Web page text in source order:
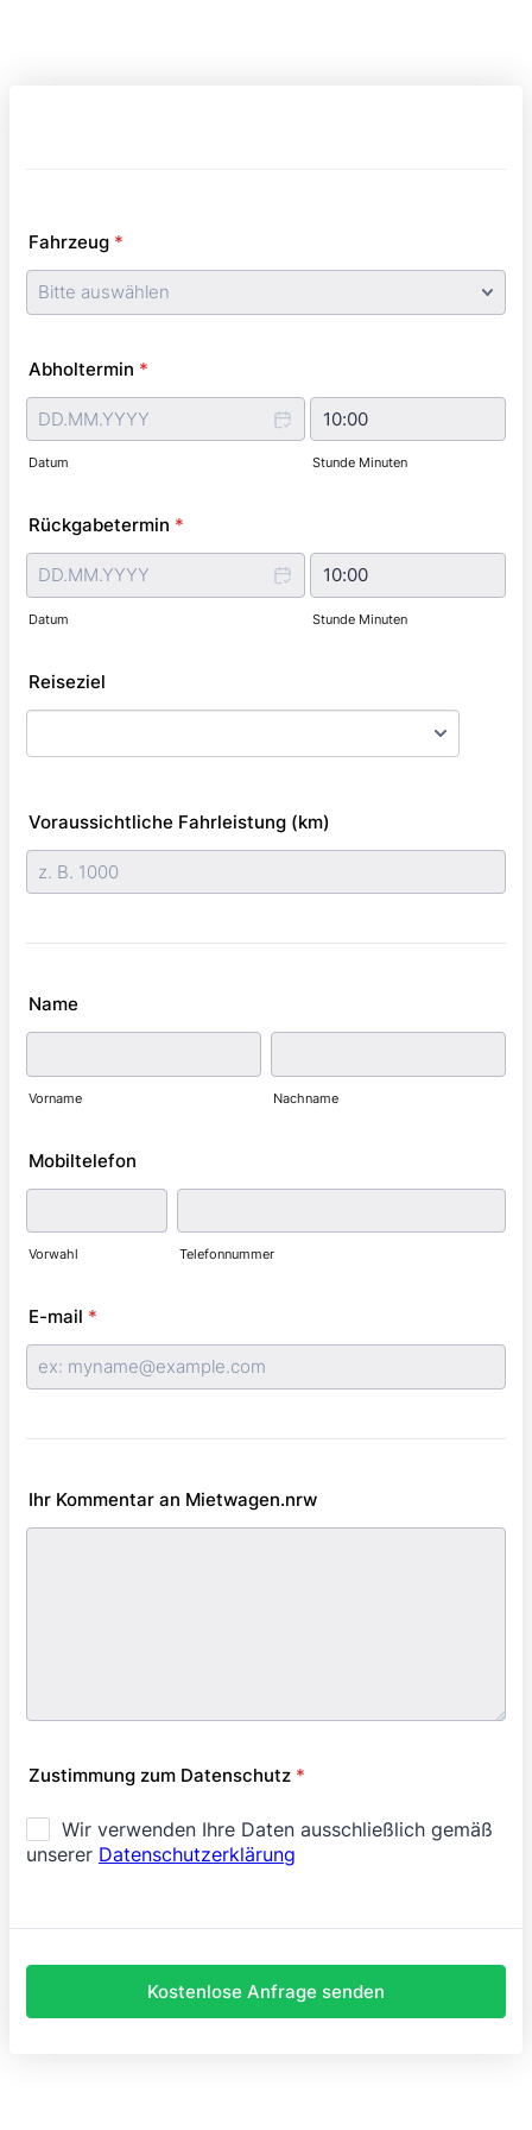
Fahrzeug *
Abholtermin *
Datum Stunde Minuten
Rückgabetermin *
Datum Stunde Minuten
Reiseziel
Voraussichtliche Fahrleistung (km)
Name
Vorname Nachname
Mobiltelefon
Vorwahl Telefonnummer
E-mail *
Ihr Kommentar an Mietwagen.nrw
Zustimmung zum Datenschutz *
Kostenlose Anfrage senden